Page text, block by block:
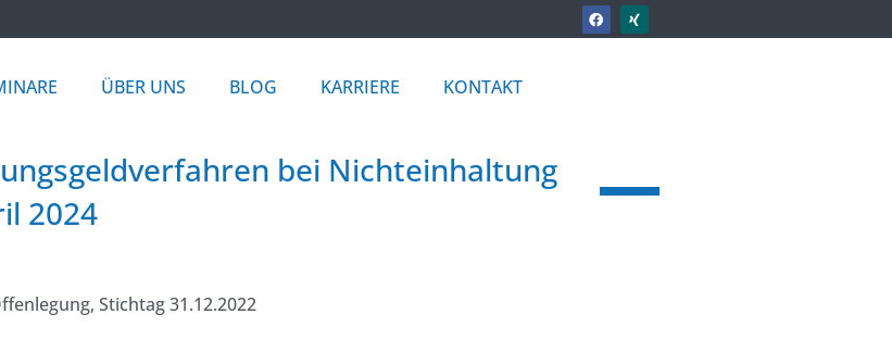
ÜBER UNS BLOG KARRIERE KONTAKT
bei Nichteinhaltung
2024
, Stichtag 31.12.2022